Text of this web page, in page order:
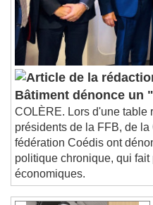
descriptions off
Subtitles
subtitles settings
settings dialog
subtitles off,
Audio Track
Picture-in-Picture
This is a modal
Beginning of dialog
and close the window.
Text
Bâtiment dénonce un
COLÈRE. Lors d'une table
présidents de la FFB, de
fédération Coédis ont
politique chronique, qui fait
économiques.